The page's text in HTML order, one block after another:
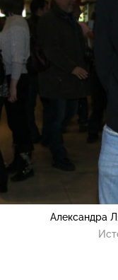
Александра